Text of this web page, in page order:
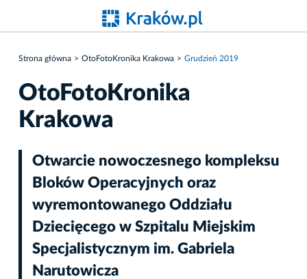
Strona główna OtoFotoKronika Krakowa Grudzień 2019
OtoFotoKronika
Krakowa
Otwarcie nowoczesnego kompleksu
Bloków Operacyjnych oraz
wyremontowanego Oddziału
Dziecięcego w Szpitalu Miejskim
Specjalistycznym im. Gabriela
Narutowicza